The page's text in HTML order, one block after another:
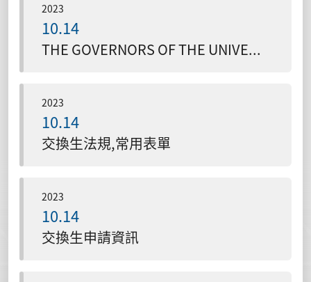
2023
10.14
THE GOVERNORS OF THE UNIVERSITY OF LETHBRIDGE(Canada)與本校所簽署的姊妹校與交換生MOU
2023
10.14
交換生法規,常用表單
2023
10.14
交換生申請資訊